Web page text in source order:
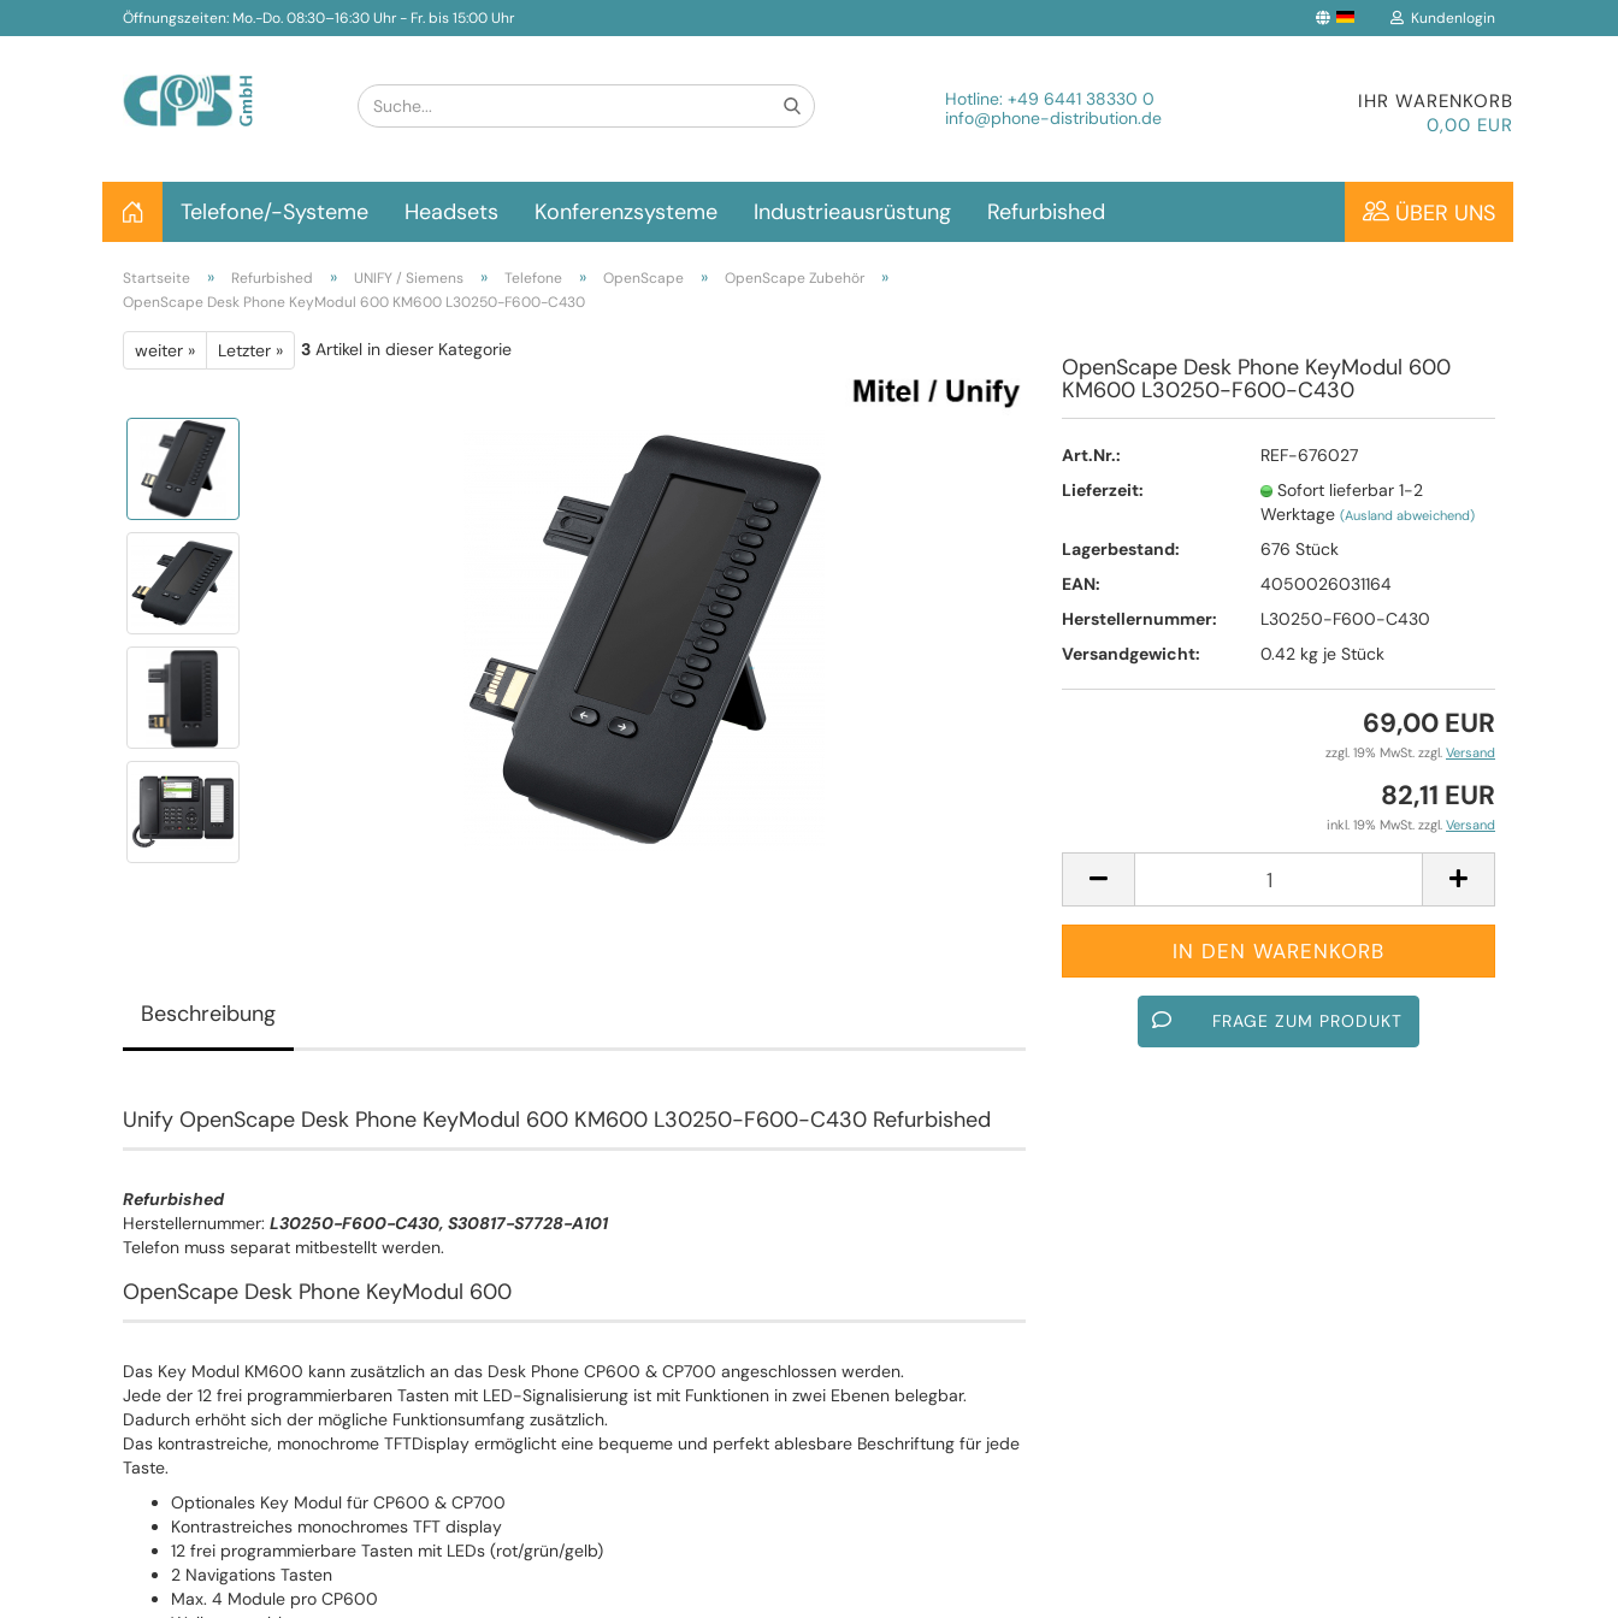
Öffnungszeiten: Mo.-Do. 08:30–16:30 Uhr - Fr. bis 15:00 Uhr Kundenlogin
Konto erstellen
Passwort vergessen?
Hotline: +49 6441 38330 0
info@phone-distribution.de
IHR WARENKORB
0,00 EUR
Telefone/-Systeme Headsets Konferenzsysteme Industrieausrüstung Refurbished ÜBER UNS
Startseite » Refurbished » UNIFY / Siemens » Telefone » OpenScape » OpenScape Zubehör »
OpenScape Desk Phone KeyModul 600 KM600 L30250-F600-C430
weiter » Letzter » 3 Artikel in dieser Kategorie
OpenScape Desk Phone KeyModul 600
KM600 L30250-F600-C430
Art.Nr.:
REF-676027
Lieferzeit:
Sofort lieferbar 1-2
Werktage (Ausland abweichend)
Lagerbestand: 676 Stück
EAN:
4050026031164
Herstellernummer:
L30250-F600-C430
Versandgewicht:
0.42 kg je Stück
69,00 EUR
zzgl. 19% MwSt. zzgl. Versand
82,11 EUR
inkl. 19% MwSt. zzgl. Versand
FRAGE ZUM PRODUKT
Beschreibung
Unify OpenScape Desk Phone KeyModul 600 KM600 L30250-F600-C430 Refurbished
Refurbished
Herstellernummer: L30250-F600-C430, S30817-S7728-A101
Telefon muss separat mitbestellt werden.
OpenScape Desk Phone KeyModul 600
Das Key Modul KM600 kann zusätzlich an das Desk Phone CP600 & CP700 angeschlossen werden.
Jede der 12 frei programmierbaren Tasten mit LED-Signalisierung ist mit Funktionen in zwei Ebenen belegbar.
Dadurch erhöht sich der mögliche Funktionsumfang zusätzlich.
Das kontrastreiche, monochrome TFTDisplay ermöglicht eine bequeme und perfekt ablesbare Beschriftung für jede
Taste.
Optionales Key Modul für CP600 & CP700
Kontrastreiches monochromes TFT display
12 frei programmierbare Tasten mit LEDs (rot/grün/gelb)
2 Navigations Tasten
Max. 4 Module pro CP600